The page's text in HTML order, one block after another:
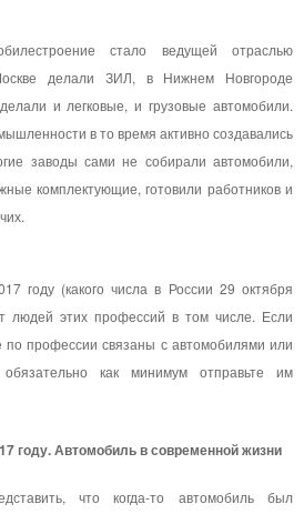
стало ведущей отраслью
делали ЗИЛ, в Нижнем Новгороде
и легковые, и грузовые автомобили.
в то время активно создавались
заводы сами не собирали автомобили,
комплектующие, готовили работников и
году (какого числа в России 29 октября
людей этих профессий в том числе. Если
профессии связаны с автомобилями или
как минимум отправьте им
году. Автомобиль в современной жизни
что когда-то автомобиль был